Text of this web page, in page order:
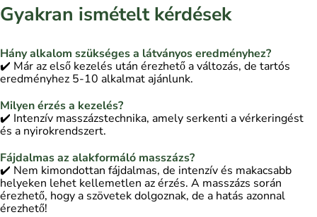
Gyakran ismételt kérdések
Hány alkalom szükséges a látványos eredményhez?
✔️ Már az első kezelés után érezhető a változás, de tartós
eredményhez 5-10 alkalmat ajánlunk.
Milyen érzés a kezelés?
✔️ Intenzív masszázstechnika, amely serkenti a vérkeringést
és a nyirokrendszert.
Fájdalmas az alakformáló masszázs?
✔️ Nem kimondottan fájdalmas, de intenzív és makacsabb
helyeken lehet kellemetlen az érzés. A masszázs során
érezhető, hogy a szövetek dolgoznak, de a hatás azonnal
érezhető!